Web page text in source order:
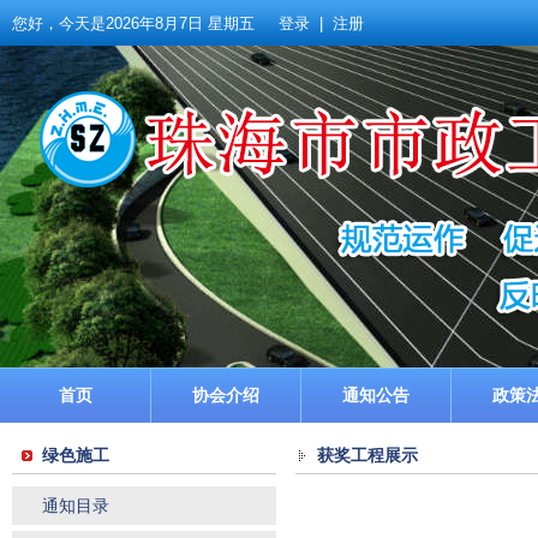
您好，今天是2026年8月7日 星期五 登录 注册
首页 协会介绍 通知公告 政策
绿色施工
通知目录
获奖工程展示